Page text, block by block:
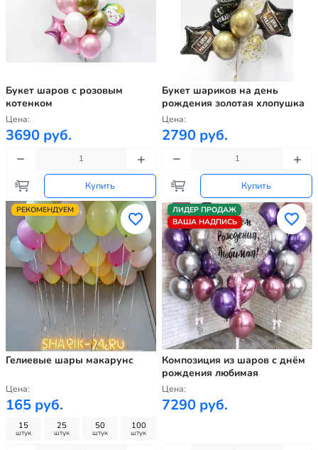
Букет шаров с розовым
котенком
Цена:
3690 руб.
Купить
Букет шариков на день
рождения золотая хлопушка
Цена:
2790 руб.
Купить
РЕКОМЕНДУЕМ
Гелиевые шары макарунс
Цена:
165 руб.
15
штук
25
штук
50
штук
100
штук
ЛИДЕР ПРОДАЖ
ВАША НАДПИСЬ
Композиция из шаров с днём
рождения любимая
Цена:
7290 руб.